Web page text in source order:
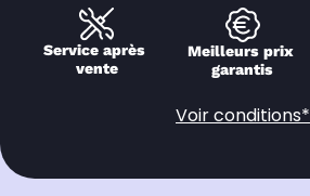
Service après
vente
Meilleurs prix
garantis
Voir conditions*